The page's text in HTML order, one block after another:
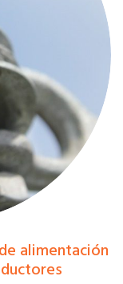
alimentación